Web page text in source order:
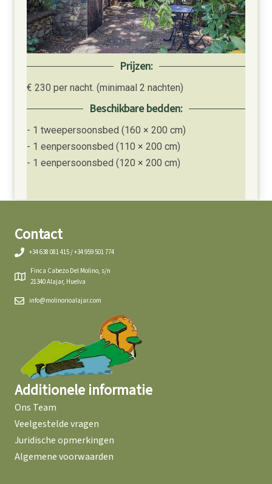
Prijzen:
€ 230 per nacht. (minimaal 2 nachten)
Beschikbare bedden:
- 1 tweepersoonsbed (160 × 200 cm)
- 1 eenpersoonsbed (110 × 200 cm)
- 1 eenpersoonsbed (120 × 200 cm)
Contact
+34 638 081 415 / +34 959 501 774
Finca Cabezo Del Molino, s/n
21340 Alajar, Huelva
info@molinorioalajar.com
Additionele informatie
Ons Team
Veelgestelde vragen
Juridische opmerkingen
Algemene voorwaarden